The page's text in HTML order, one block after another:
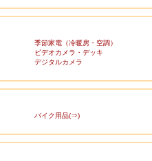
季節家電（冷暖房・空調）
ビデオカメラ・デッキ
デジタルカメラ
バイク用品(⇒)